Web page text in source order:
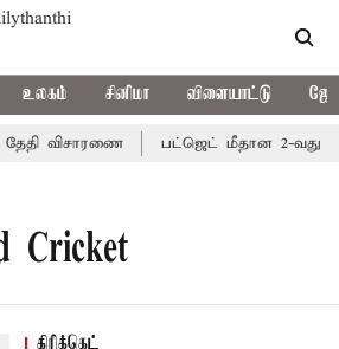
உலகம் சினிமா விளையாட்டு
விசாரணை பட்ஜெட் மீதான 2-வது
Cricket
கிரிக்கெட்